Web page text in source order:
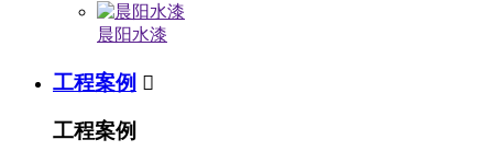
晨阳水漆
工程案例 
工程案例